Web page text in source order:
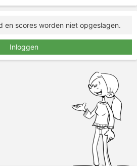
en scores worden niet opgeslagen.
Inloggen